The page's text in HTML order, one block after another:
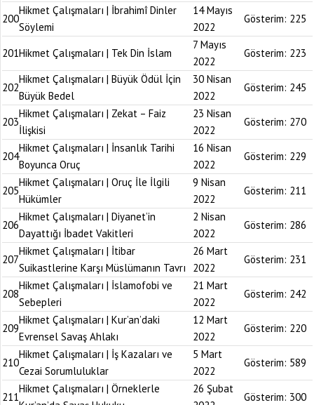
200
Hikmet Çalışmaları | İbrahimî Dinler
Söylemi
14 Mayıs
2022
Gösterim: 225
201Hikmet Çalışmaları | Tek Din İslam
7 Mayıs
2022
Gösterim: 223
202
Hikmet Çalışmaları | Büyük Ödül İçin
Büyük Bedel
30 Nisan
2022
Gösterim: 245
203
Hikmet Çalışmaları | Zekat – Faiz
İlişkisi
23 Nisan
2022
Gösterim: 270
204
Hikmet Çalışmaları | İnsanlık Tarihi
Boyunca Oruç
16 Nisan
2022
Gösterim: 229
205
Hikmet Çalışmaları | Oruç İle İlgili
Hükümler
9 Nisan
2022
Gösterim: 211
206
Hikmet Çalışmaları | Diyanet’in
Dayattığı İbadet Vakitleri
2 Nisan
2022
Gösterim: 286
207
Hikmet Çalışmaları | İtibar
Suikastlerine Karşı Müslümanın Tavrı
26 Mart
2022
Gösterim: 231
208
Hikmet Çalışmaları | İslamofobi ve
Sebepleri
21 Mart
2022
Gösterim: 242
209
Hikmet Çalışmaları | Kur’an’daki
Evrensel Savaş Ahlakı
12 Mart
2022
Gösterim: 220
210
Hikmet Çalışmaları | İş Kazaları ve
Cezai Sorumluluklar
5 Mart
2022
Gösterim: 589
211
Hikmet Çalışmaları | Örneklerle
26 Şubat
Gösterim: 300